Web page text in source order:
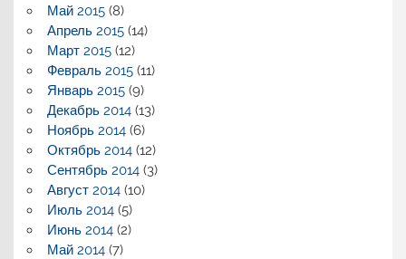
Май 2015(8)
Апрель 2015(14)
Март 2015(12)
Февраль 2015(11)
Январь 2015(9)
Декабрь 2014(13)
Ноябрь 2014(6)
Октябрь 2014(12)
Сентябрь 2014(3)
Август 2014(10)
Июль 2014(5)
Июнь 2014(2)
Май 2014(7)